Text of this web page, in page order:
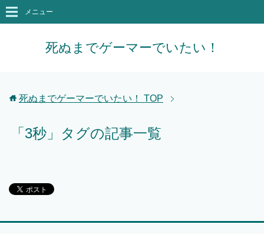
死ぬまでゲーマーでいたい！
メニュー
死ぬまでゲーマーでいたい！ TOP
「3秒」タグの記事一覧